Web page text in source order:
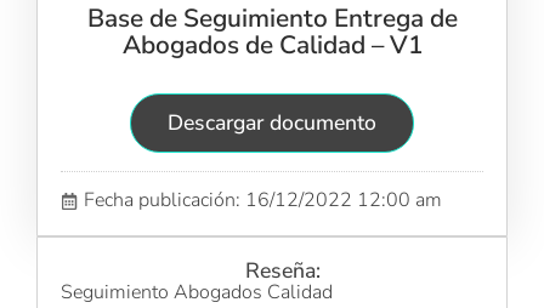
Base de Seguimiento Entrega de
Abogados de Calidad – V1
Descargar documento
Fecha publicación: 16/12/2022 12:00 am
Reseña:
Seguimiento Abogados Calidad